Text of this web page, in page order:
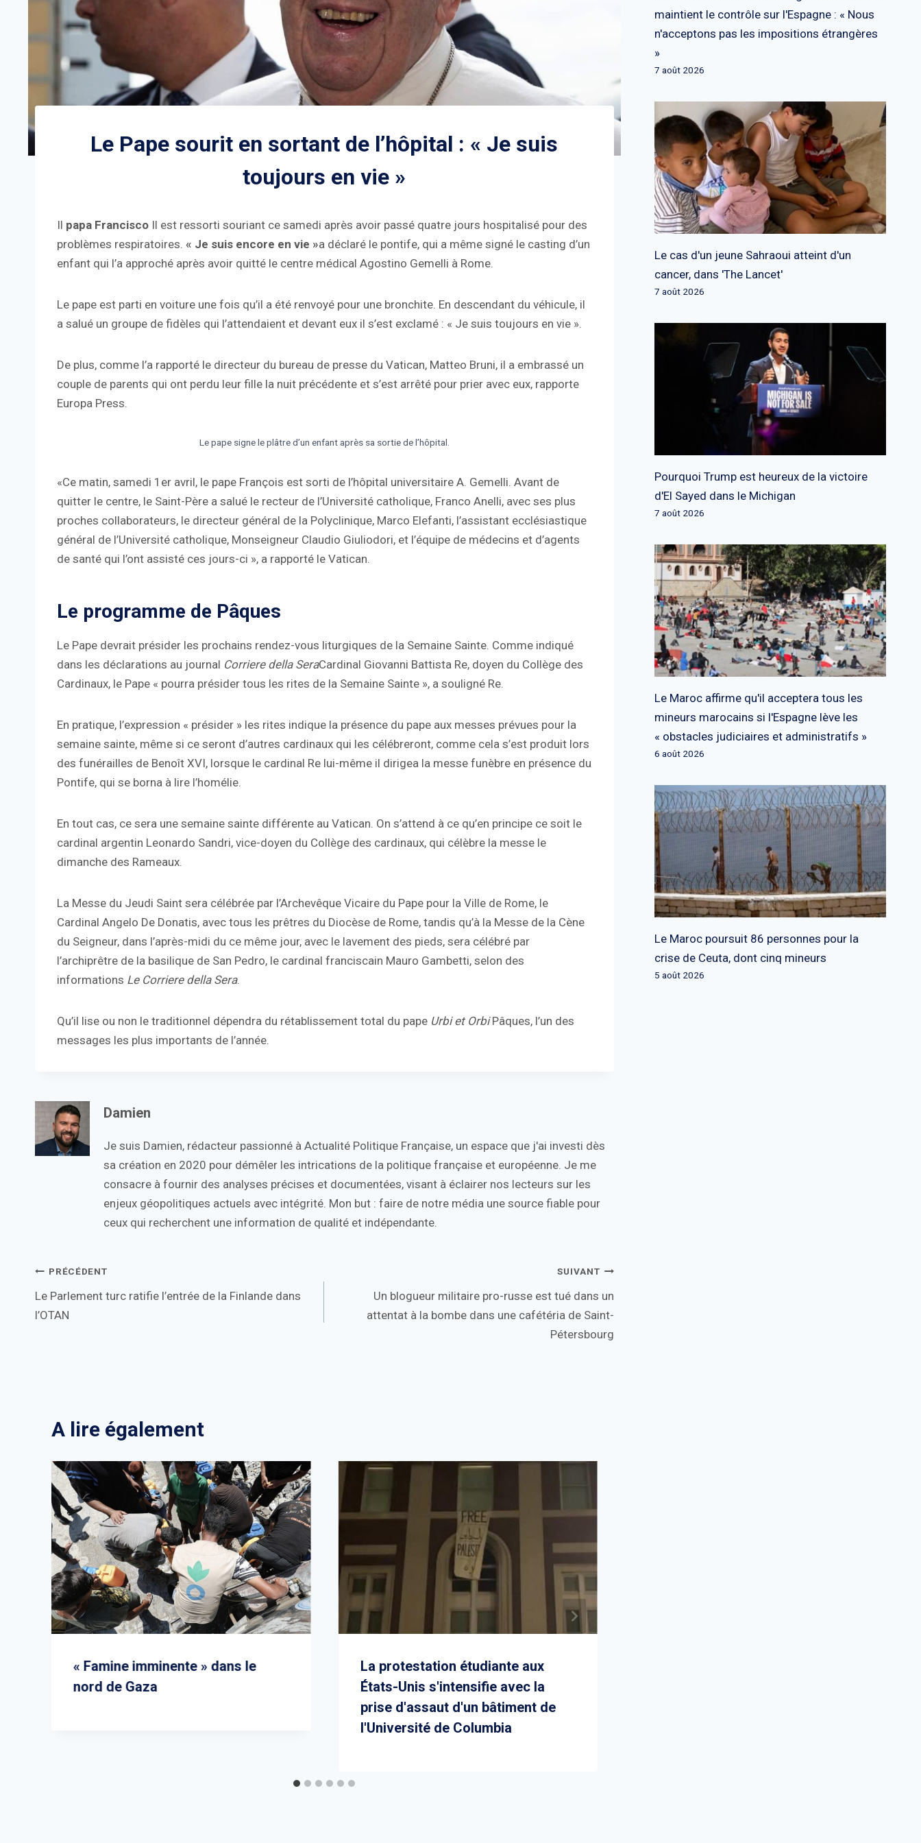
Le Pape sourit en sortant de l’hôpital : « Je suis
toujours en vie »
Il papa Francisco Il est ressorti souriant ce samedi après avoir passé quatre jours hospitalisé pour des
problèmes respiratoires. « Je suis encore en vie »a déclaré le pontife, qui a même signé le casting d’un
enfant qui l’a approché après avoir quitté le centre médical Agostino Gemelli à Rome.
Le pape est parti en voiture une fois qu’il a été renvoyé pour une bronchite. En descendant du véhicule, il
a salué un groupe de fidèles qui l’attendaient et devant eux il s’est exclamé : « Je suis toujours en vie ».
De plus, comme l’a rapporté le directeur du bureau de presse du Vatican, Matteo Bruni, il a embrassé un
couple de parents qui ont perdu leur fille la nuit précédente et s’est arrêté pour prier avec eux, rapporte
Europa Press.
Le pape signe le plâtre d’un enfant après sa sortie de l’hôpital.
«Ce matin, samedi 1er avril, le pape François est sorti de l’hôpital universitaire A. Gemelli. Avant de
quitter le centre, le Saint-Père a salué le recteur de l’Université catholique, Franco Anelli, avec ses plus
proches collaborateurs, le directeur général de la Polyclinique, Marco Elefanti, l’assistant ecclésiastique
général de l’Université catholique, Monseigneur Claudio Giuliodori, et l’équipe de médecins et d’agents
de santé qui l’ont assisté ces jours-ci », a rapporté le Vatican.
Le programme de Pâques
Le Pape devrait présider les prochains rendez-vous liturgiques de la Semaine Sainte. Comme indiqué
dans les déclarations au journal Corriere della SeraCardinal Giovanni Battista Re, doyen du Collège des
Cardinaux, le Pape « pourra présider tous les rites de la Semaine Sainte », a souligné Re.
En pratique, l’expression « présider » les rites indique la présence du pape aux messes prévues pour la
semaine sainte, même si ce seront d’autres cardinaux qui les célébreront, comme cela s’est produit lors
des funérailles de Benoît XVI, lorsque le cardinal Re lui-même il dirigea la messe funèbre en présence du
Pontife, qui se borna à lire l’homélie.
En tout cas, ce sera une semaine sainte différente au Vatican. On s’attend à ce qu’en principe ce soit le
cardinal argentin Leonardo Sandri, vice-doyen du Collège des cardinaux, qui célèbre la messe le
dimanche des Rameaux.
La Messe du Jeudi Saint sera célébrée par l’Archevêque Vicaire du Pape pour la Ville de Rome, le
Cardinal Angelo De Donatis, avec tous les prêtres du Diocèse de Rome, tandis qu’à la Messe de la Cène
du Seigneur, dans l’après-midi du ce même jour, avec le lavement des pieds, sera célébré par
l’archiprêtre de la basilique de San Pedro, le cardinal franciscain Mauro Gambetti, selon des
informations Le Corriere della Sera.
Qu’il lise ou non le traditionnel dépendra du rétablissement total du pape Urbi et OrbiPâques, l’un des
messages les plus importants de l’année.
Damien
Je suis Damien, rédacteur passionné à Actualité Politique Française, un espace que j'ai investi dès
sa création en 2020 pour démêler les intrications de la politique française et européenne. Je me
consacre à fournir des analyses précises et documentées, visant à éclairer nos lecteurs sur les
enjeux géopolitiques actuels avec intégrité. Mon but : faire de notre média une source fiable pour
ceux qui recherchent une information de qualité et indépendante.
Navigation
de
PRÉCÉDENT
Le Parlement turc ratifie l’entrée de la Finlande dans
l’OTAN
SUIVANT
Un blogueur militaire pro-russe est tué dans un
attentat à la bombe dans une cafétéria de Saint-
Pétersbourg
A lire également
« Famine imminente » dans le
nord de Gaza
La protestation étudiante aux
États-Unis s'intensifie avec la
prise d'assaut d'un bâtiment de
l'Université de Columbia
maintient le contrôle sur l'Espagne : « Nous
n'acceptons pas les impositions étrangères
»
7 août 2026
Le cas d'un jeune Sahraoui atteint d'un
cancer, dans 'The Lancet'
7 août 2026
Pourquoi Trump est heureux de la victoire
d'El Sayed dans le Michigan
7 août 2026
Le Maroc affirme qu'il acceptera tous les
mineurs marocains si l'Espagne lève les
« obstacles judiciaires et administratifs »
6 août 2026
Le Maroc poursuit 86 personnes pour la
crise de Ceuta, dont cinq mineurs
5 août 2026